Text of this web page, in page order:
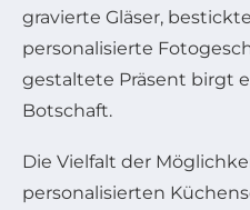
gravierte Gläser,
personalisierte
gestaltete Präsent birgt
Botschaft.
Die Vielfalt der
personalisierten